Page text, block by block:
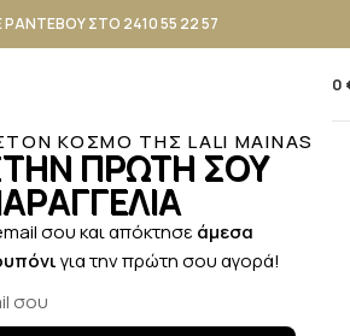
ΚΟΣΜΟ ΤΗΣ LALI MAINAS
ΠΡΩΤΗ ΣΟΥ
σου και απόκτησε άμεσα
για την πρώτη σου αγορά!
ΡΑΝΤΕΒΟΥ ΣΤΟ 2410 55 22 57
0,00
ΜΑΡΤΥΡΙΚΑ